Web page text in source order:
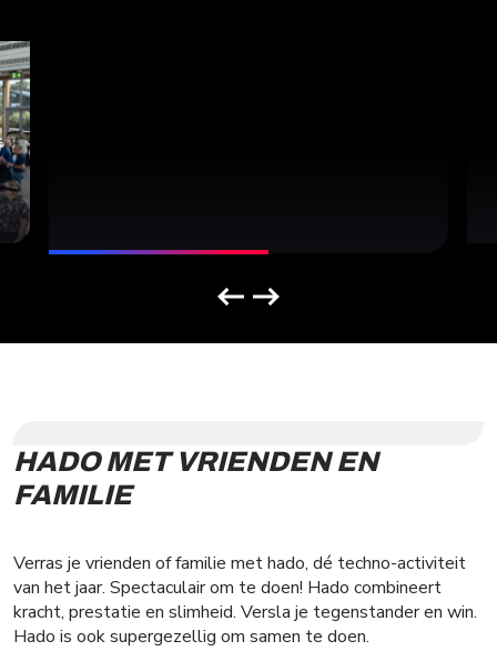
HADO MET VRIENDEN EN
FAMILIE
Verras je vrienden of familie met hado, dé techno-activiteit
van het jaar. Spectaculair om te doen! Hado combineert
kracht, prestatie en slimheid. Versla je tegenstander en win.
Hado is ook supergezellig om samen te doen.